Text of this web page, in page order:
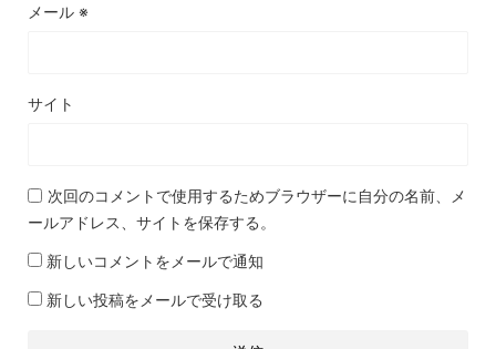
メール ※
サイト
次回のコメントで使用するためブラウザーに自分の名前、メ
ールアドレス、サイトを保存する。
新しいコメントをメールで通知
新しい投稿をメールで受け取る